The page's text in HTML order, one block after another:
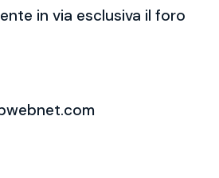
in via esclusiva il foro